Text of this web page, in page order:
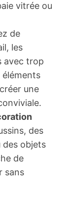
vitrée ou
de
les
avec trop
éléments
une
des
des objets
de
sans